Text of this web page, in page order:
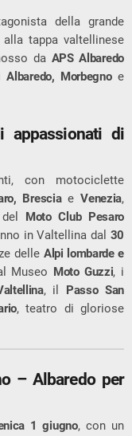
della grande
tappa valtellinese
da APS Albaredo
Albaredo, Morbegnoe
appassionati di
con motociclette
BresciaeVenezia,
Moto Club Pesaro
in Valtellina dal 30
delle Alpi lombarde e
Museo Moto Guzzi, i
, il Passo San
, teatro di gloriose
– Albaredo per
1 giugno, con un